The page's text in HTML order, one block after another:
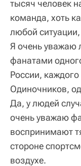
тысяч человек
команда, хоть
любой
Я очень уважаю
фанатами
России,
Одиночников,
Да, у людей
очень уважаю
воспринимают
стороне
воздухе.